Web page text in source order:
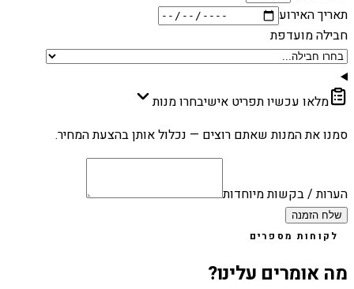
תאריך האירוע
חבילה מועדפת
מלאו עכשיו תפריט אישיבחרו מנות
סמנו את המנות שאתם רוצים — נכלול אותן בהצעת המחיר.
הערות / בקשות מיוחדות
שלח הזמנה
לקוחות מספרים
מה אומרים עלינו?